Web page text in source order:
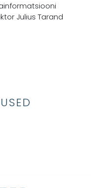
Julius Tarand